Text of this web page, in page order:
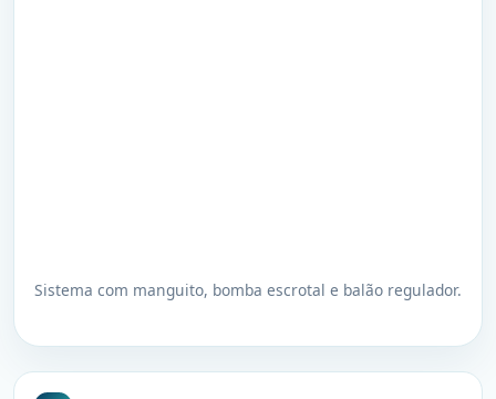
Sistema com manguito, bomba escrotal e balão regulador.